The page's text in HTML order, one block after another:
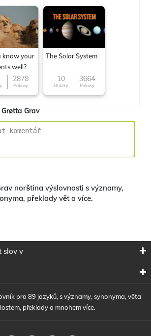
know your
well?
2878
Pokusy
The Solar System
10
Otázky
3664
Pokusy
Grav
norština výslovnosti s významy,
překlady vět a více.
slov v
pro 89 jazyků, s významy, synonyma, věta
překlady a mnohem více.